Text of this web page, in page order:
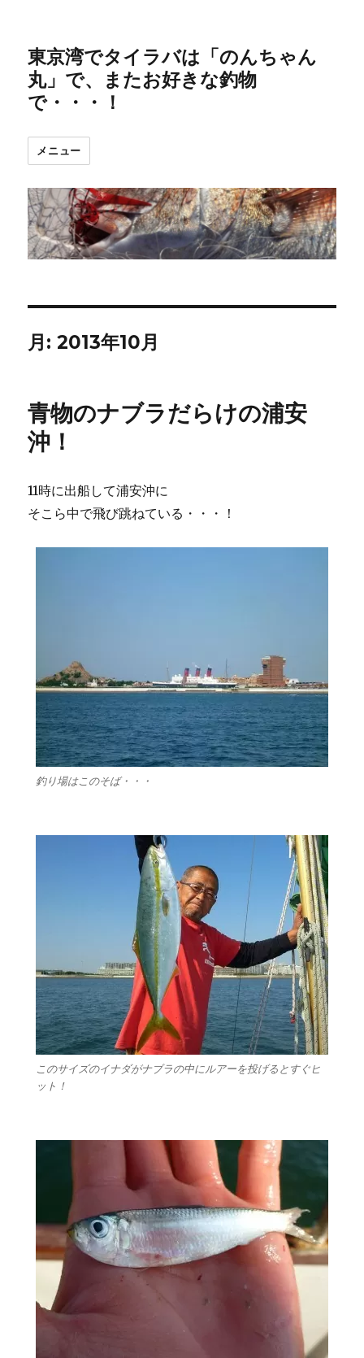
東京湾でタイラバは「のんちゃん
丸」で、またお好きな釣物
で・・・！
メニュー
月:2013年10月
青物のナブラだらけの浦安
沖！
11時に出船して浦安沖に
そこら中で飛び跳ねている・・・！
釣り場はこのそば・・・
このサイズのイナダがナブラの中にルアーを投げるとすぐヒ
ット！